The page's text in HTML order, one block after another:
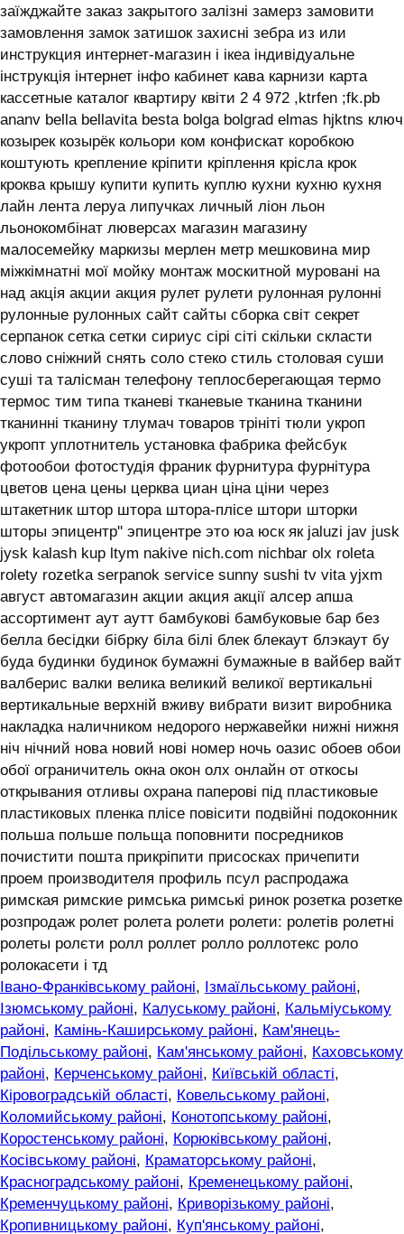
заїжджайте заказ закрытого залізні замерз замовити
замовлення замок затишок захисні зебра из или
инструкция интернет-магазин і ікеа індивідуальне
інструкція інтернет інфо кабинет кава карнизи карта
кассетные каталог квартиру квіти 2 4 972 ,ktrfen ;fk.pb
ananv bella bellavita besta bolga bolgrad elmas hjktns ключ
козырек козырёк кольори ком конфискат коробкою
коштують крепление кріпити кріплення крісла крок
кроква крышу купити купить куплю кухни кухню кухня
лайн лента леруа липучках личный ліон льон
льонокомбінат люверсах магазин магазину
малосемейку маркизы мерлен метр мешковина мир
міжкімнатні мої мойку монтаж москитной муровані на
над акція акции акция рулет рулети рулонная рулонні
рулонные рулонных сайт сайты сборка світ секрет
серпанок сетка сетки сириус сірі сіті скільки скласти
слово сніжний снять соло стеко стиль столовая суши
суші та талісман телефону теплосберегающая термо
термос тим типа тканеві тканевые тканина тканини
тканинні тканину тлумач товаров трініті тюли укроп
укропт уплотнитель установка фабрика фейсбук
фотообои фотостудія франик фурнитура фурнітура
цветов цена цены церква циан ціна ціни через
штакетник штор штора штора-плісе штори шторки
шторы эпицентр'' эпицентре это юа юск як jaluzi jav jusk
jysk kalash kup ltym nakive nich.com nichbar olx roleta
rolety rozetka serpanok service sunny sushi tv vita yjxm
август автомагазин акции акция акції алсер апша
ассортимент аут аутт бамбукові бамбуковые бар без
белла бесідки бібрку біла білі блек блекаут блэкаут бу
буда будинки будинок бумажні бумажные в вайбер вайт
валберис валки велика великий великої вертикальні
вертикальные верхній вживу вибрати визит виробника
накладка наличником недорого нержавейки нижні нижня
ніч нічний нова новий нові номер ночь оазис обоев обои
обої ограничитель окна окон олх онлайн от откосы
открывания отливы охрана паперові під пластиковые
пластиковых пленка плісе повісити подвійні подоконник
польша польше польща поповнити посредников
почистити пошта прикріпити присосках причепити
проем производителя профиль псул распродажа
римская римские римська римські ринок розетка розетке
розпродаж ролет ролета ролети ролети: ролетів ролетні
ролеты ролєти ролл роллет ролло роллотекс роло
ролокасети і тд
Івано-Франківському районі, Ізмаїльському районі,
Ізюмському районі, Калуському районі, Кальміуському
районі, Камінь-Каширському районі, Кам'янець-
Подільському районі, Кам'янському районі, Каховському
районі, Керченському районі, Київській області,
Кіровоградській області, Ковельському районі,
Коломийському районі, Конотопському районі,
Коростенському районі, Корюківському районі,
Косівському районі, Краматорському районі,
Красноградському районі, Кременецькому районі,
Кременчуцькому районі, Криворізькому районі,
Кропивницькому районі, Куп'янському районі,